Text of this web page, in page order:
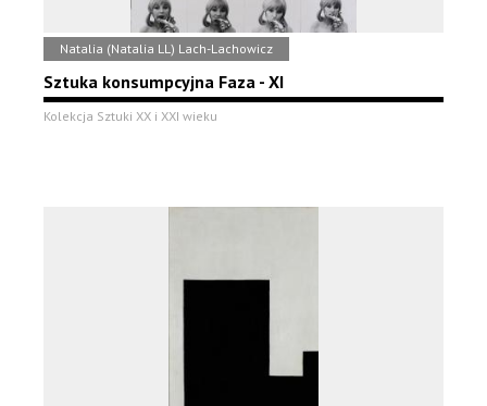
Natalia (Natalia LL) Lach-Lachowicz
Sztuka konsumpcyjna Faza - XI
Kolekcja Sztuki XX i XXI wieku